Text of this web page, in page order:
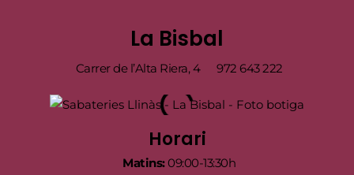
La Bisbal
Carrer de l’Alta Riera, 4 972 643 222
Horari
Matins:09:00-13:30h